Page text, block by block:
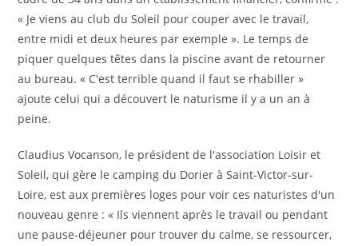
« Je viens au club du Soleil pour couper avec le travail,
entre midi et deux heures par exemple ». Le temps de
piquer quelques têtes dans la piscine avant de retourner
au bureau. « C'est terrible quand il faut se rhabiller »
ajoute celui qui a découvert le naturisme il y a un an à
peine.
Claudius Vocanson, le président de l'association Loisir et
Soleil, qui gère le camping du Dorier à Saint-Victor-sur-
Loire, est aux premières loges pour voir ces naturistes d'un
nouveau genre : « Ils viennent après le travail ou pendant
une pause-déjeuner pour trouver du calme, se ressourcer,